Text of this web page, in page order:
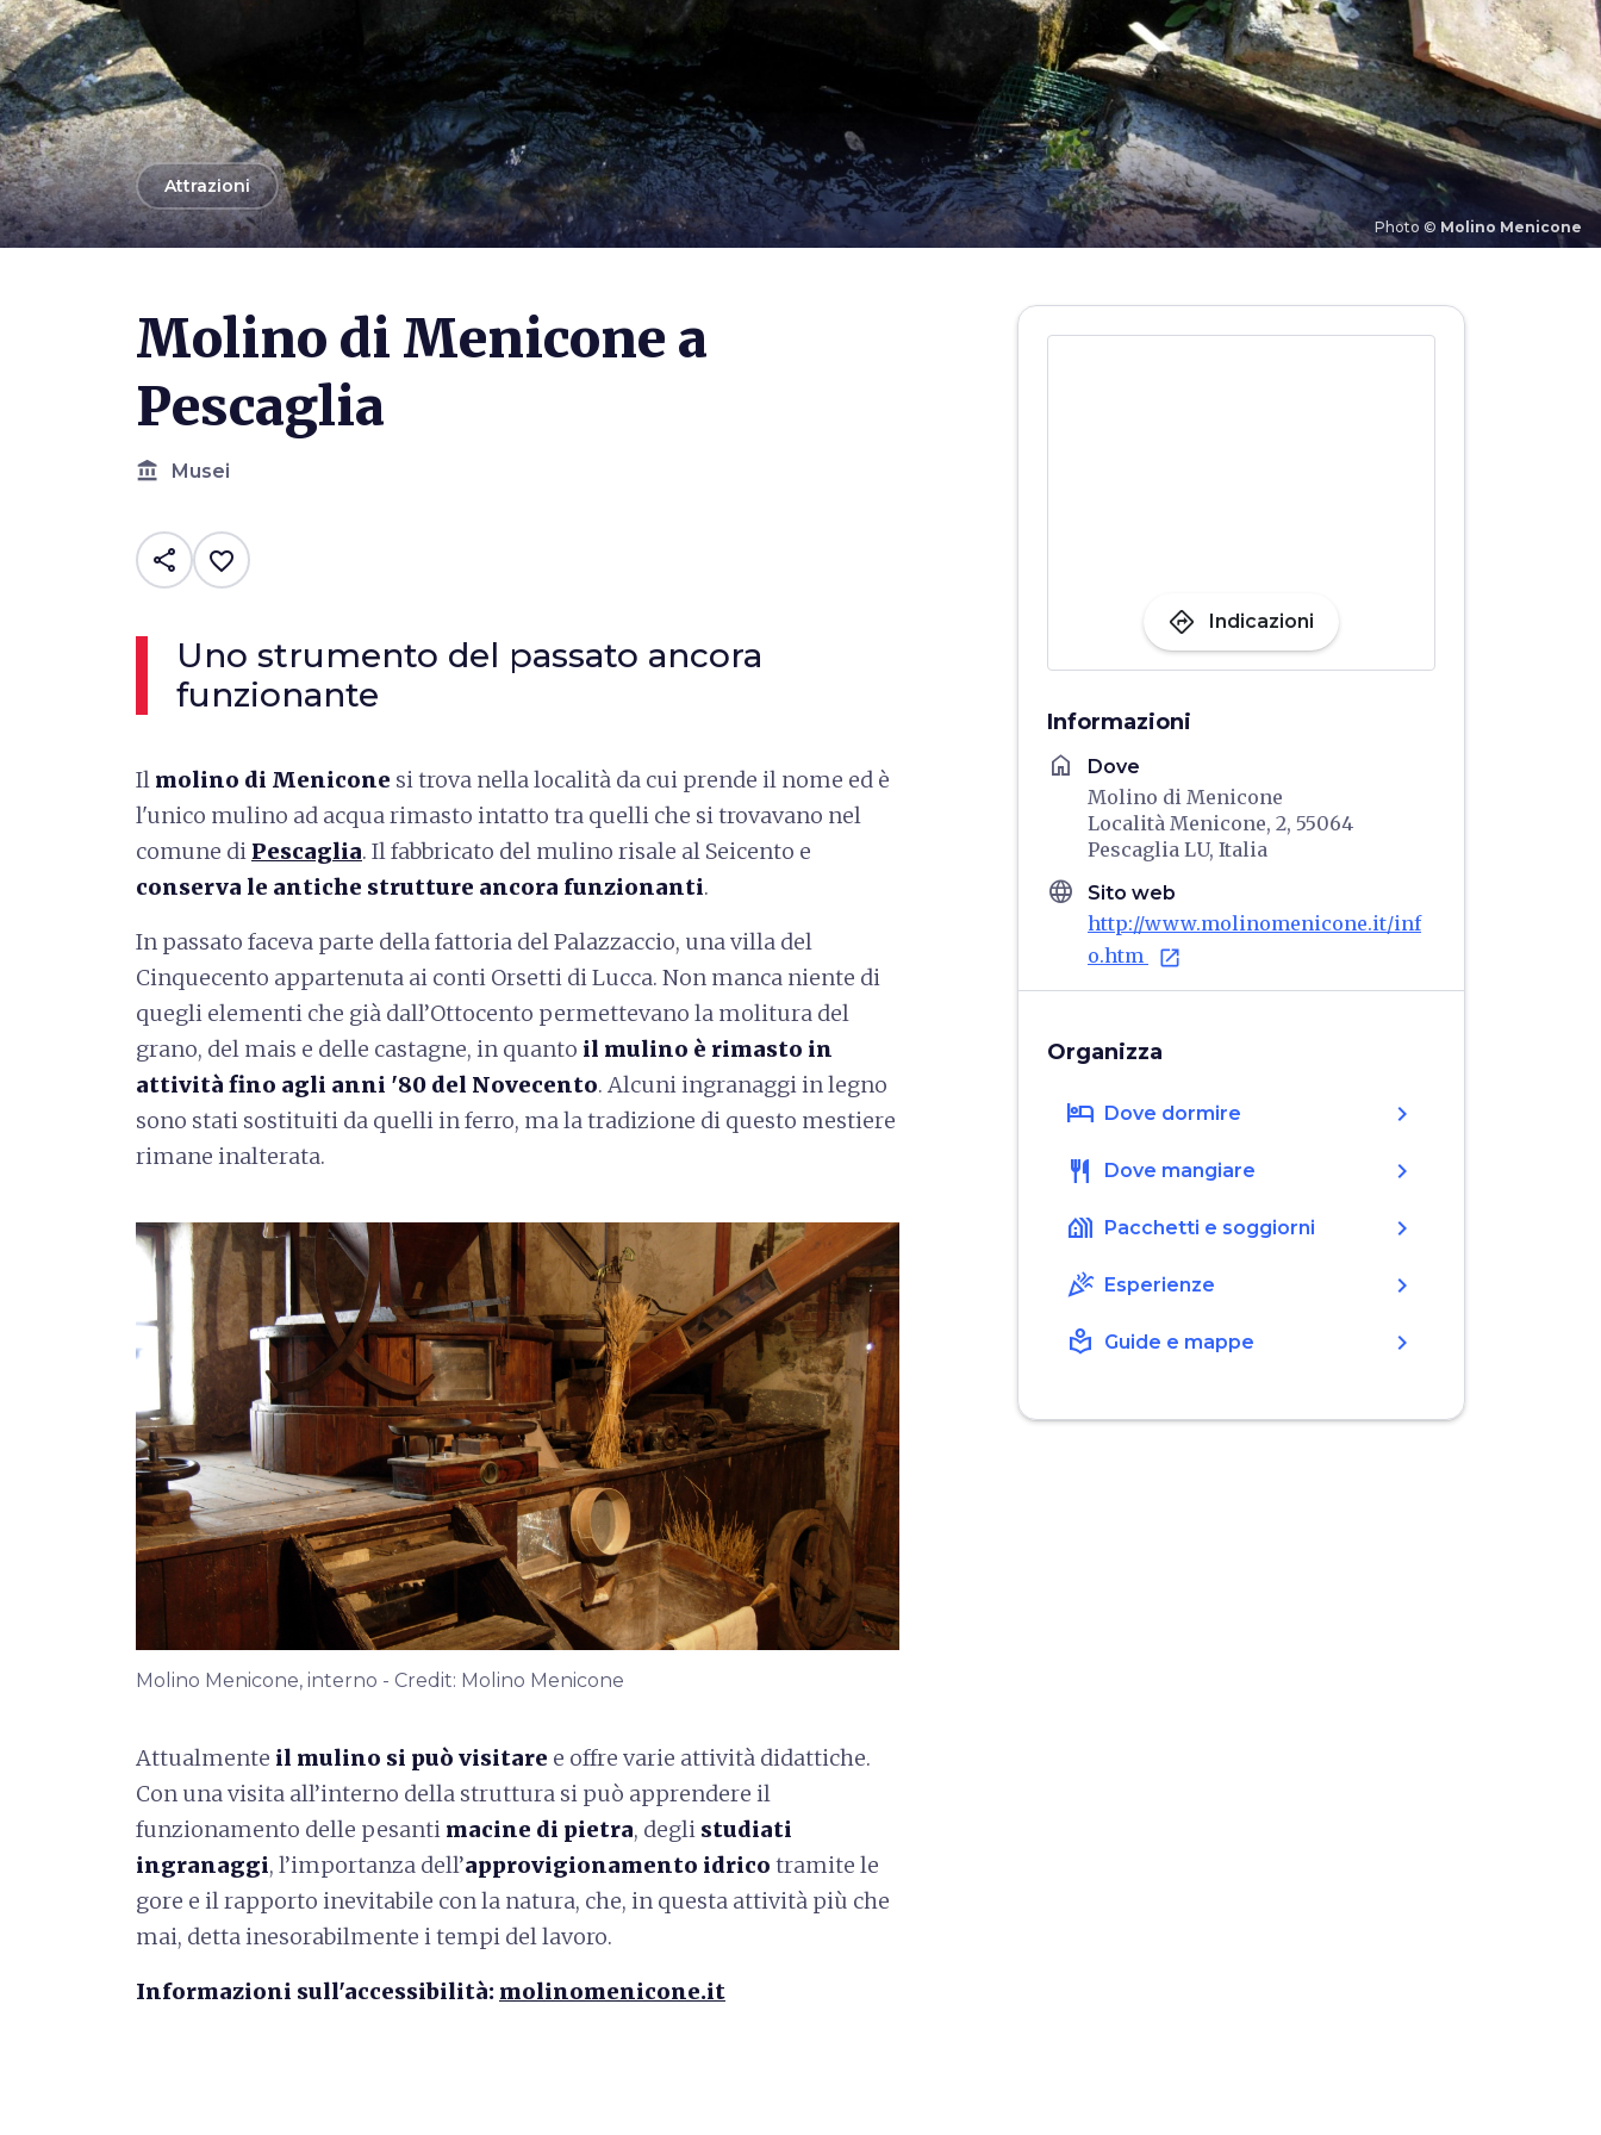
Photo © Molino Menicone
arrow_backAttrazioni
Molino di Menicone a
Pescaglia
account_balance Musei
share favorite_border
Uno strumento del passato ancora
funzionante
Il molino di Menicone si trova nella località da cui prende il nome ed è
l'unico mulino ad acqua rimasto intatto tra quelli che si trovavano nel
comune di Pescaglia. Il fabbricato del mulino risale al Seicento e
conserva le antiche strutture ancora funzionanti.
In passato faceva parte della fattoria del Palazzaccio, una villa del
Cinquecento appartenuta ai conti Orsetti di Lucca. Non manca niente di
quegli elementi che già dall’Ottocento permettevano la molitura del
grano, del mais e delle castagne, in quanto il mulino è rimasto in
attività fino agli anni '80 del Novecento. Alcuni ingranaggi in legno
sono stati sostituiti da quelli in ferro, ma la tradizione di questo mestiere
rimane inalterata.
Molino Menicone, interno - Credit: Molino Menicone
Attualmente il mulino si può visitare e offre varie attività didattiche.
Con una visita all’interno della struttura si può apprendere il
funzionamento delle pesanti macine di pietra, degli studiati
ingranaggi, l’importanza dell’approvigionamento idrico tramite le
gore e il rapporto inevitabile con la natura, che, in questa attività più che
mai, detta inesorabilmente i tempi del lavoro.
Informazioni sull'accessibilità: molinomenicone.it
directions Indicazioni
Informazioni
home Dove
Molino di Menicone
Località Menicone, 2, 55064
Pescaglia LU, Italia
language Sito web
http://www.molinomenicone.it/inf
o.htm
open_in_new
Organizza
hotel Dove dormire chevron_right
restaurant Dove mangiare chevron_right
holiday_village Pacchetti e soggiorni chevron_right
celebration Esperienze chevron_right
local_library Guide e mappe chevron_right